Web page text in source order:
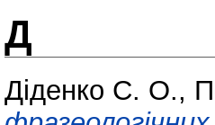
Д
Діденко С. О.,